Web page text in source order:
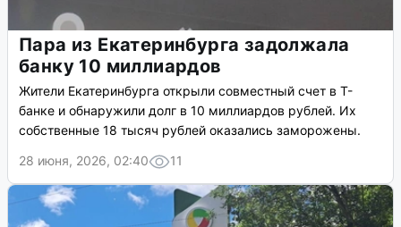
Пара из Екатеринбурга задолжала
банку 10 миллиардов
Жители Екатеринбурга открыли совместный счет в Т-
банке и обнаружили долг в 10 миллиардов рублей. Их
собственные 18 тысяч рублей оказались заморожены.
28 июня, 2026, 02:40
11